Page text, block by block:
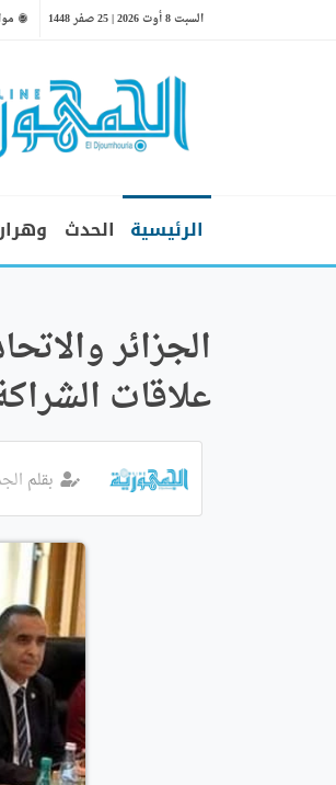
السبت 8 أوت 2026 | 25 صفر 1448
الرئيسية الحدث
الجزائر
علاقات
بقلم